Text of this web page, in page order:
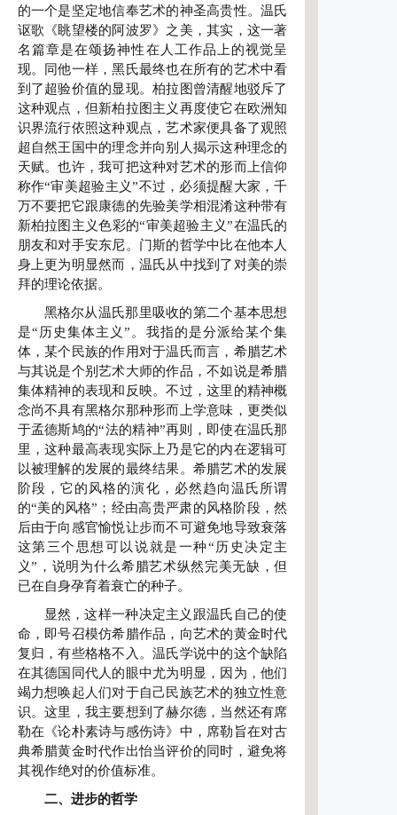
的一个是坚定地信奉艺术的神圣高贵性。温氏
讴歌《眺望楼的阿波罗》之美，其实，这一著
名篇章是在颂扬神性在人工作品上的视觉呈
现。同他一样，黑氏最终也在所有的艺术中看
到了超验价值的显现。柏拉图曾清醒地驳斥了
这种观点，但新柏拉图主义再度使它在欧洲知
识界流行依照这种观点，艺术家便具备了观照
超自然王国中的理念并向别人揭示这种理念的
天赋。也许，我可把这种对艺术的形而上信仰
称作“审美超验主义”不过，必须提醒大家，千
万不要把它跟康德的先验美学相混淆这种带有
新柏拉图主义色彩的“审美超验主义”在温氏的
朋友和对手安东尼。门斯的哲学中比在他本人
身上更为明显然而，温氏从中找到了对美的崇
拜的理论依据。
黑格尔从温氏那里吸收的第二个基本思想
是“历史集体主义”。我指的是分派给某个集
体，某个民族的作用对于温氏而言，希腊艺术
与其说是个别艺术大师的作品，不如说是希腊
集体精神的表现和反映。不过，这里的精神概
念尚不具有黑格尔那种形而上学意味，更类似
于孟德斯鸠的“法的精神”再则，即使在温氏那
里，这种最高表现实际上乃是它的内在逻辑可
以被理解的发展的最终结果。希腊艺术的发展
阶段，它的风格的演化，必然趋向温氏所谓
的“美的风格”；经由高贵严肃的风格阶段，然
后由于向感官愉悦让步而不可避免地导致衰落
这第三个思想可以说就是一种“历史决定主
义”，说明为什么希腊艺术纵然完美无缺，但
已在自身孕育着衰亡的种子。
显然，这样一种决定主义跟温氏自己的使
命，即号召模仿希腊作品，向艺术的黄金时代
复归，有些格格不入。温氏学说中的这个缺陷
在其德国同代人的眼中尤为明显，因为，他们
竭力想唤起人们对于自己民族艺术的独立性意
识。这里，我主要想到了赫尔德，当然还有席
勒在《论朴素诗与感伤诗》中，席勒旨在对古
典希腊黄金时代作出怡当评价的同时，避免将
其视作绝对的价值标准。
二、进步的哲学